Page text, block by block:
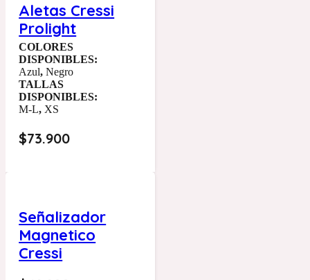
Aletas Cressi
Prolight
COLORES
DISPONIBLES:
Azul,Negro
TALLAS
DISPONIBLES:
M-L, XS
$73.900
Señalizador
Magnetico
Cressi